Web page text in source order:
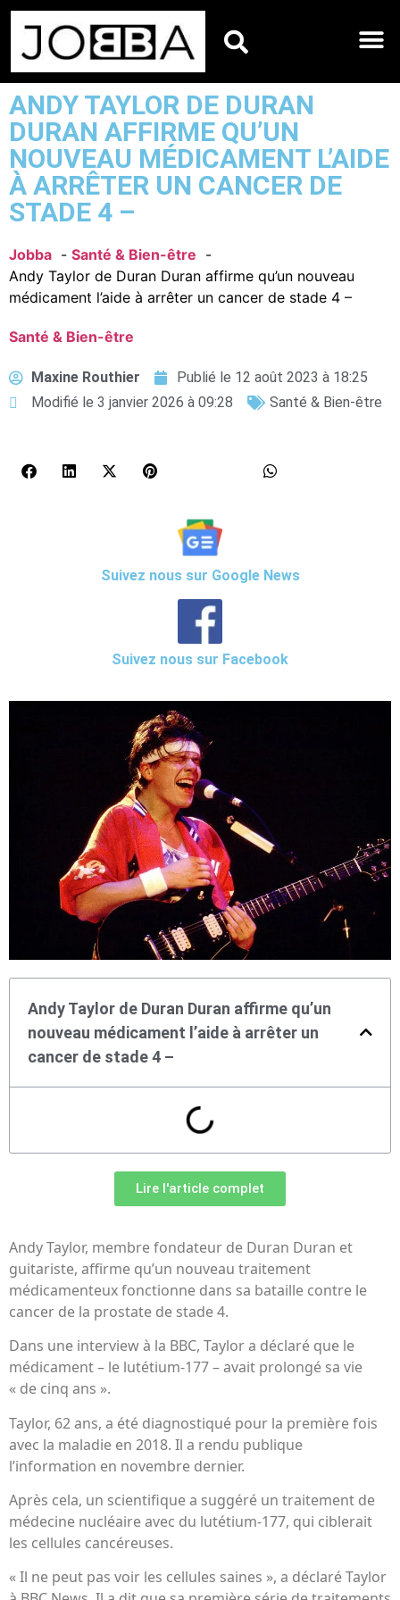
ANDY TAYLOR DE DURAN
DURAN AFFIRME QU’UN
NOUVEAU MÉDICAMENT L’AIDE
À ARRÊTER UN CANCER DE
STADE 4 –
Jobba
Santé & Bien-être
Andy Taylor de Duran Duran affirme qu’un nouveau
médicament l’aide à arrêter un cancer de stade 4 –
Santé & Bien-être
Maxine Routhier Publié le 12 août 2023 à 18:25
Modifié le 3 janvier 2026 à 09:28
Santé & Bien-être
Suivez nous sur Google News
Suivez nous sur Facebook
Andy Taylor de Duran Duran affirme qu’un
nouveau médicament l’aide à arrêter un
cancer de stade 4 –
Lire l'article complet
Andy Taylor, membre fondateur de Duran Duran et
guitariste, affirme qu’un nouveau traitement
médicamenteux fonctionne dans sa bataille contre le
cancer de la prostate de stade 4.
Dans une interview à la BBC, Taylor a déclaré que le
médicament – le lutétium-177 – avait prolongé sa vie
« de cinq ans ».
Taylor, 62 ans, a été diagnostiqué pour la première fois
avec la maladie en 2018. Il a rendu publique
l’information en novembre dernier.
Après cela, un scientifique a suggéré un traitement de
médecine nucléaire avec du lutétium-177, qui ciblerait
les cellules cancéreuses.
« Il ne peut pas voir les cellules saines », a déclaré Taylor